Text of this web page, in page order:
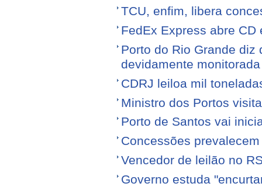
TCU, enfim, libera
FedEx Express abre CD
Porto do Rio Grande
devidamente monitorada
CDRJ leiloa mil
Ministro dos Portos
Porto de Santos vai
Concessões
Vencedor de leilão no
Governo estuda